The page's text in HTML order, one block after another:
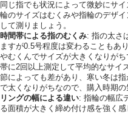
同じ指でも状況によって微妙にサ
輪のサイズはむくみや指輪のデザ
して測りましょう。
時間帯による指のむくみ: 指の太さ
ますが0.5号程度は変わることもあ
やむくんでサイズが大きくなりが
帯に2回以上測定して平均的なサイ
節によっても差があり、寒い冬は
で太くなりがちなので、購入時期の
リングの幅による違い: 指輪の幅広
る面積が大きく締め付け感を強く